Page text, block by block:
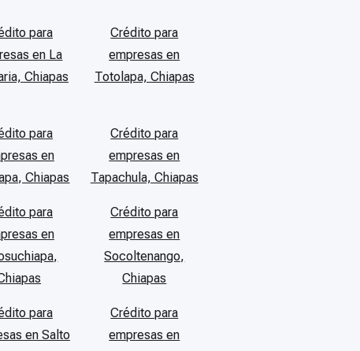
para
en La
Chiapas
Crédito para
empresas en
Totolapa, Chiapas
para
en
Chiapas
Crédito para
empresas en
Tapachula, Chiapas
para
en
Crédito para
empresas en
Socoltenango,
Chiapas
para
en Salto
Crédito para
empresas en